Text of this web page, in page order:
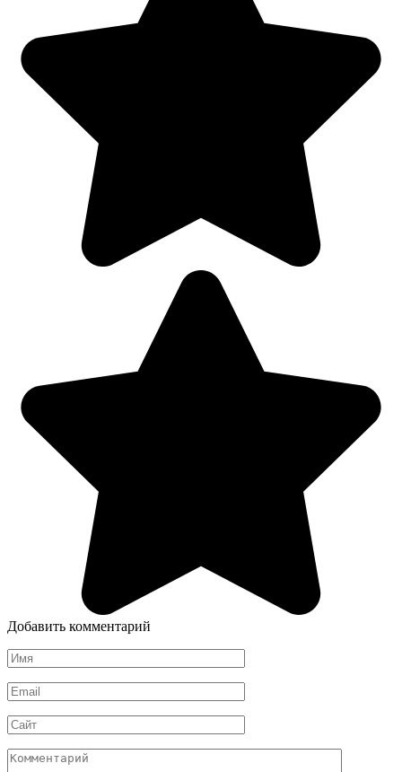
Добавить комментарий
Имя
*
Email
*
Сайт
Комментарий